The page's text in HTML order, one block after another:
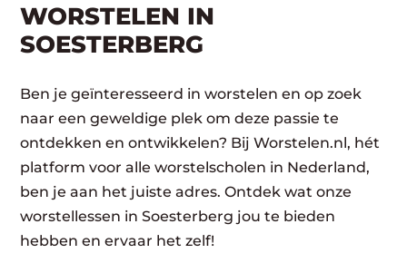
WORSTELEN​ IN
SOESTERBERG
Ben je geïnteresseerd in worstelen en op zoek
naar een geweldige plek om deze passie te
ontdekken en ontwikkelen? Bij Worstelen.nl, hét
platform voor alle worstelscholen in Nederland,
ben je aan het juiste adres. Ontdek wat onze
worstellessen in Soesterberg jou te bieden
hebben en ervaar het zelf!